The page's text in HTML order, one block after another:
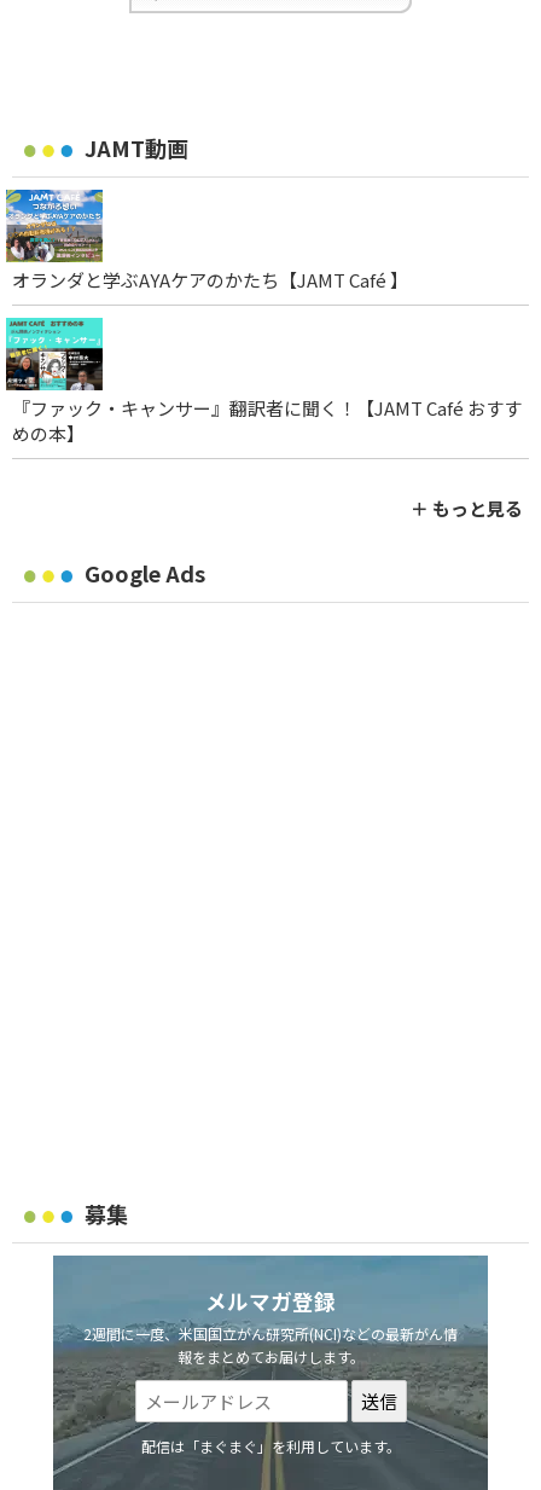
JAMT動画
オランダと学ぶAYAケアのかたち【JAMT Café 】
『ファック・キャンサー』翻訳者に聞く！【JAMT Café おすす
めの本】
＋ もっと見る
Google Ads
募集
メルマガ登録
2週間に一度、米国国立がん研究所(NCI)などの最新がん情
報をまとめてお届けします。
配信は「まぐまぐ」を利用しています。